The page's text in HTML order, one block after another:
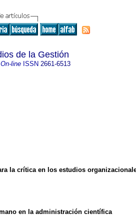
de la Gestión
line ISSN 2661-6513
la crítica en los estudios
en la administración científica